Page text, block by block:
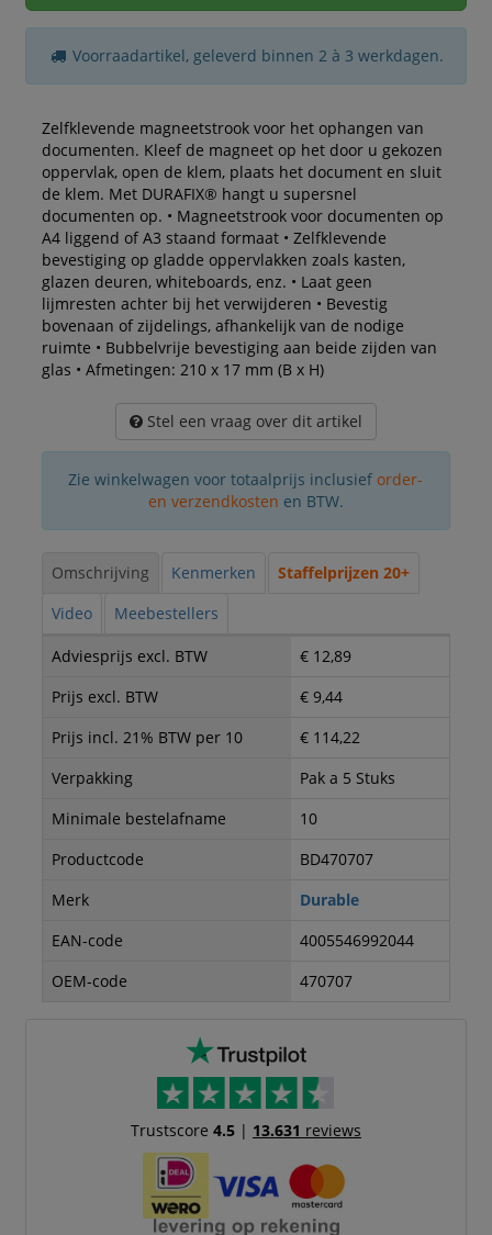
Voorraadartikel, geleverd binnen 2 à 3 werkdagen.
Zelfklevende magneetstrook voor het ophangen van
documenten. Kleef de magneet op het door u gekozen
oppervlak, open de klem, plaats het document en sluit
de klem. Met DURAFIX® hangt u supersnel
documenten op. • Magneetstrook voor documenten op
A4 liggend of A3 staand formaat • Zelfklevende
bevestiging op gladde oppervlakken zoals kasten,
glazen deuren, whiteboards, enz. • Laat geen
lijmresten achter bij het verwijderen • Bevestig
bovenaan of zijdelings, afhankelijk van de nodige
ruimte • Bubbelvrije bevestiging aan beide zijden van
glas • Afmetingen: 210 x 17 mm (B x H)
Stel een vraag over dit artikel
Zie winkelwagen voor totaalprijs inclusief order-
en verzendkosten en BTW.
Omschrijving Kenmerken
Staffelprijzen 20+
Video
Meebestellers
Adviesprijs excl. BTW
€ 12,89
Prijs excl. BTW
€ 9,44
Prijs incl. 21% BTW per 10
€ 114,22
Verpakking
Pak a 5 Stuks
Minimale bestelafname
10
Productcode
BD470707
Merk
Durable
EAN-code
4005546992044
OEM-code
470707
Trustscore 4.5| 13.631 reviews